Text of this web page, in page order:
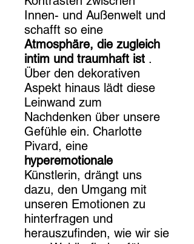
Innen- und Außenwelt und
schafft so eine
Atmosphäre, die zugleich
intim und traumhaft ist .
Über den dekorativen
Aspekt hinaus lädt diese
Leinwand zum
Nachdenken über unsere
Gefühle ein. Charlotte
Pivard, eine
hyperemotionale
Künstlerin, drängt uns
dazu, den Umgang mit
unseren Emotionen zu
hinterfragen und
herauszufinden, wie wir sie